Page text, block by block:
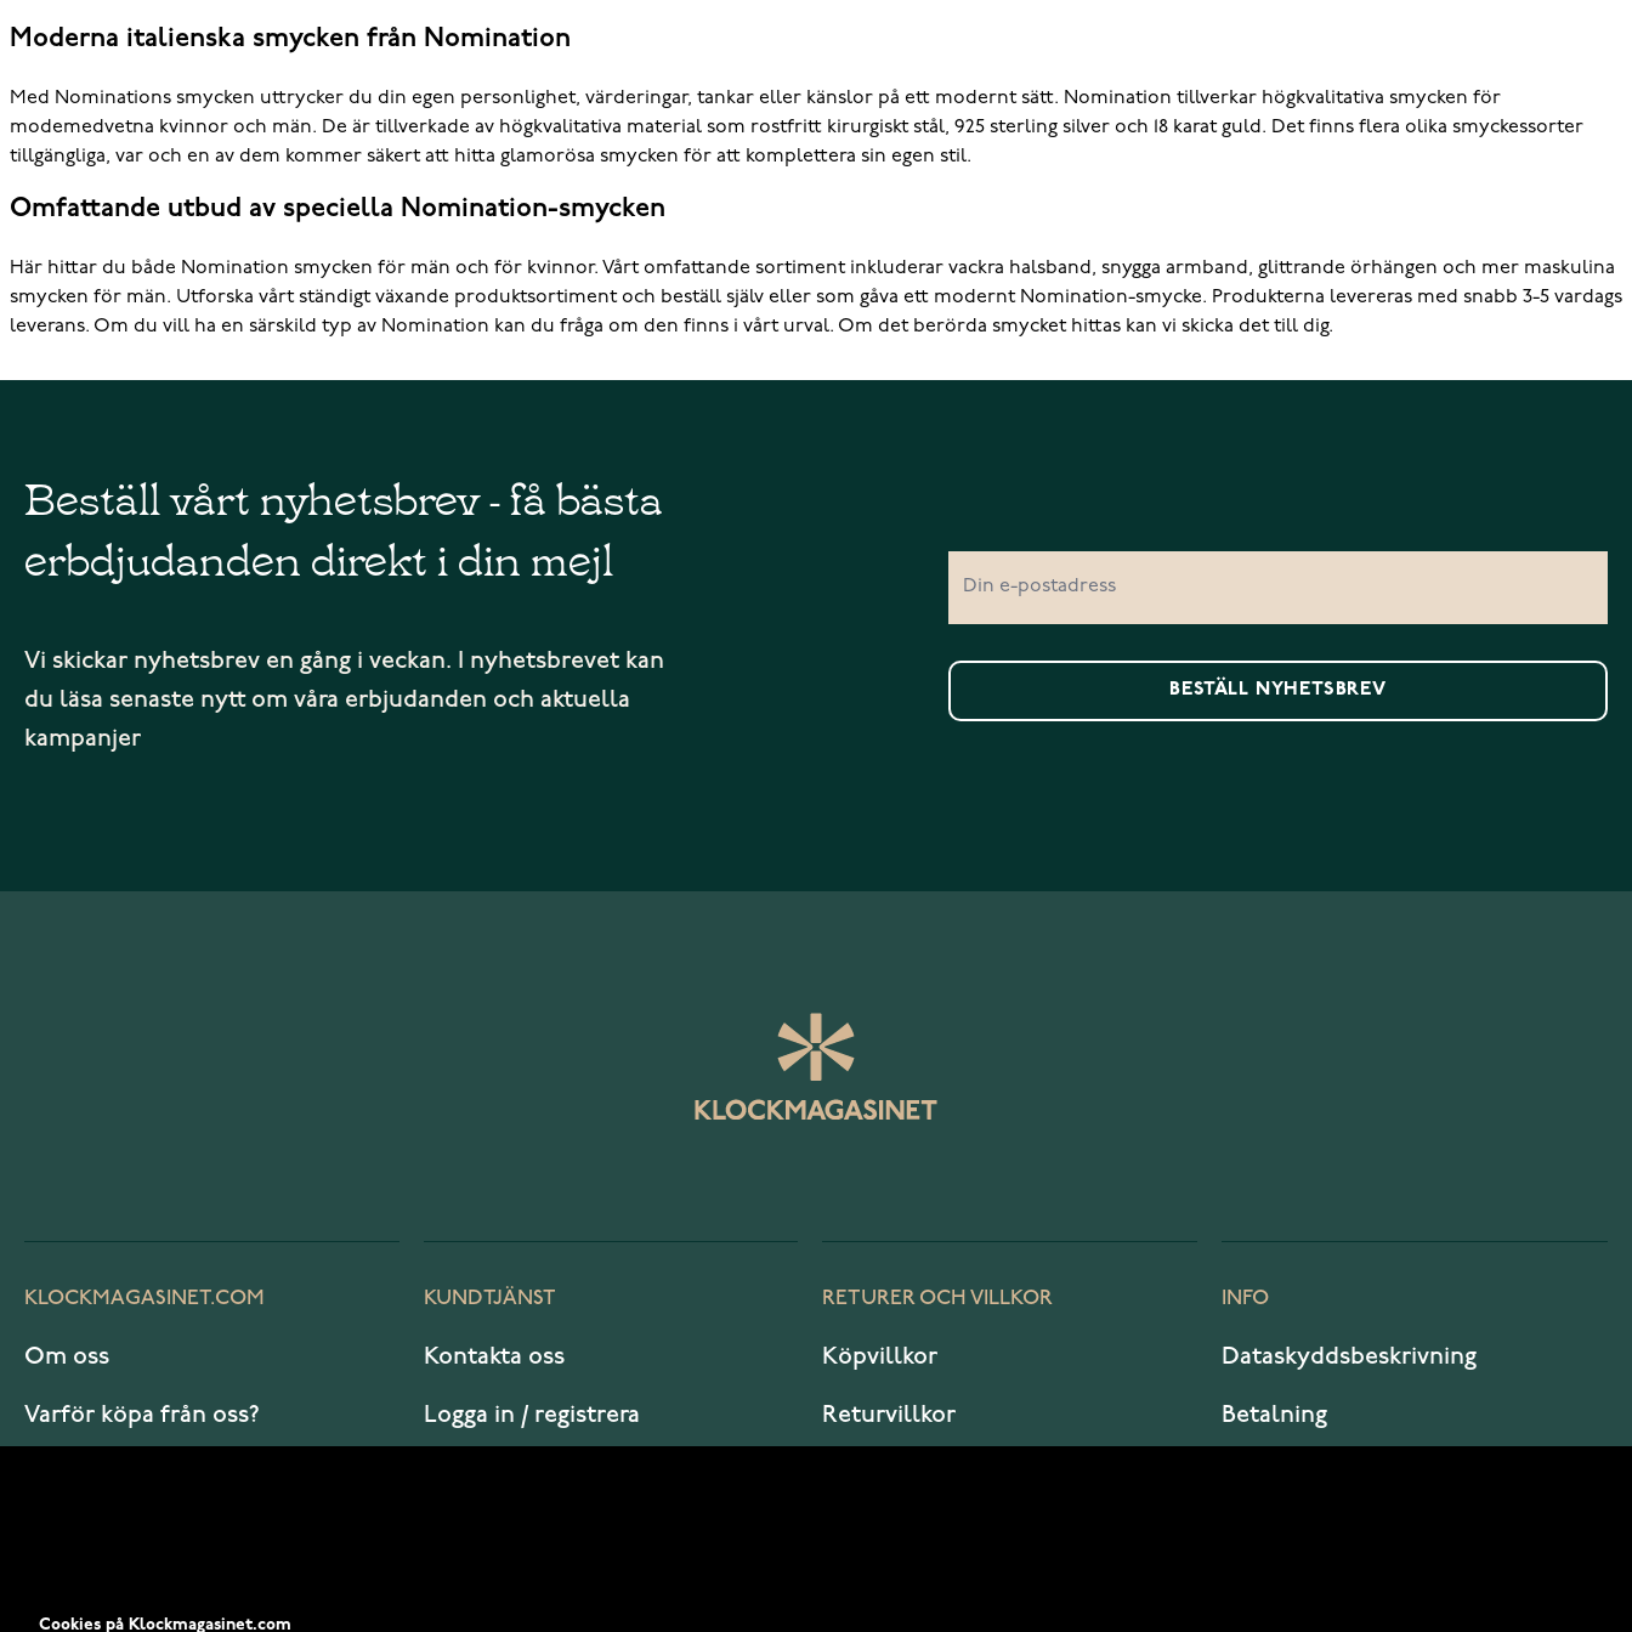
Moderna italienska smycken från Nomination
Med Nominations smycken uttrycker du din egen personlighet, värderingar, tankar eller känslor på ett modernt sätt. Nomination tillverkar högkvalitativa smycken för
modemedvetna kvinnor och män. De är tillverkade av högkvalitativa material som rostfritt kirurgiskt stål, 925 sterling silver och 18 karat guld. Det finns flera olika smyckessorter
tillgängliga, var och en av dem kommer säkert att hitta glamorösa smycken för att komplettera sin egen stil.
Omfattande utbud av speciella Nomination-smycken
Här hittar du både Nomination smycken för män och för kvinnor. Vårt omfattande sortiment inkluderar vackra halsband, snygga armband, glittrande örhängen och mer maskulina
smycken för män. Utforska vårt ständigt växande produktsortiment och beställ själv eller som gåva ett modernt Nomination-smycke. Produkterna levereras med snabb 3-5 vardags
leverans. Om du vill ha en särskild typ av Nomination kan du fråga om den finns i vårt urval. Om det berörda smycket hittas kan vi skicka det till dig.
Beställ vårt nyhetsbrev - få bästa
erbdjudanden direkt i din mejl
Vi skickar nyhetsbrev en gång i veckan. I nyhetsbrevet kan
du läsa senaste nytt om våra erbjudanden och aktuella
kampanjer
BESTÄLL NYHETSBREV
KLOCKMAGASINET.COM
Om oss
Varför köpa från oss?
KUNDTJÄNST
Kontakta oss
Logga in / registrera
RETURER OCH VILLKOR
Köpvillkor
Returvillkor
INFO
Dataskyddsbeskrivning
Betalning
Cookies på Klockmagasinet.com